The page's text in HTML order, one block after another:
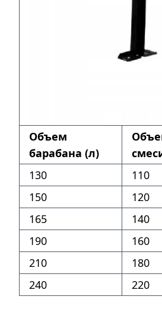
Объем
барабана (л)
130 110
150
120
165
140
190
160
210
180
240
220